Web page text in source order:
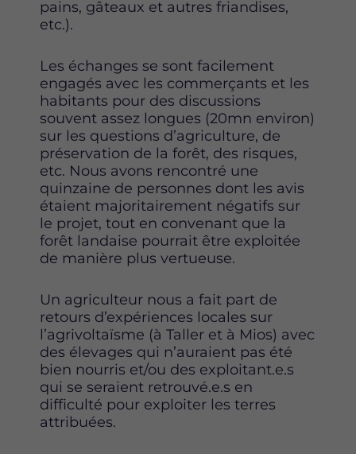
o
r
pains, gâteaux et autres friandises,
etc.).
Les échanges se sont facilement
engagés avec les commerçants et les
habitants pour des discussions
souvent assez longues (20mn environ)
sur les questions d’agriculture, de
préservation de la forêt, des risques,
etc. Nous avons rencontré une
quinzaine de personnes dont les avis
étaient majoritairement négatifs sur
le projet, tout en convenant que la
forêt landaise pourrait être exploitée
de manière plus vertueuse.
Un agriculteur nous a fait part de
retours d’expériences locales sur
l’agrivoltaïsme (à Taller et à Mios) avec
des élevages qui n’auraient pas été
bien nourris et/ou des exploitant.e.s
qui se seraient retrouvé.e.s en
difficulté pour exploiter les terres
attribuées.